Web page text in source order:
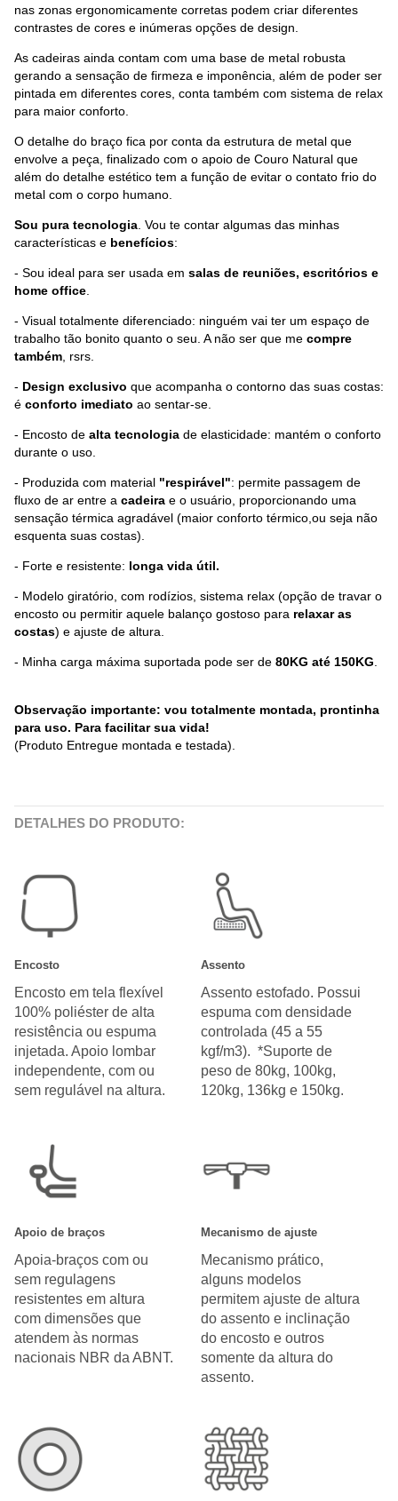
nas zonas ergonomicamente corretas podem criar diferentes
contrastes de cores e inúmeras opções de design.
As cadeiras ainda contam com uma base de metal robusta
gerando a sensação de firmeza e imponência, além de poder ser
pintada em diferentes cores, conta também com sistema de relax
para maior conforto.
O detalhe do braço fica por conta da estrutura de metal que
envolve a peça, finalizado com o apoio de Couro Natural que
além do detalhe estético tem a função de evitar o contato frio do
metal com o corpo humano.
Sou pura tecnologia . Vou te contar algumas das minhas
características e benefícios:
- Sou ideal para ser usada em salas de reuniões, escritórios e
home office
- Visual totalmente diferenciado: ninguém vai ter um espaço de
trabalho tão bonito quanto o seu. A não ser que me compre
também , rsrs.
- Design exclusivo que acompanha o contorno das suas costas:
é conforto imediato ao sentar-se.
- Encosto de alta tecnologia de elasticidade: mantém o conforto
durante o uso.
- Produzida com material "respirável": permite passagem de
fluxo de ar entre a cadeira e o usuário, proporcionando uma
sensação térmica agradável (maior conforto térmico,ou seja não
esquenta suas costas).
- Forte e resistente: longa vida útil.
- Modelo giratório, com rodízios, sistema relax (opção de travar o
encosto ou permitir aquele balanço gostoso para relaxar as
costas) e ajuste de altura.
- Minha carga máxima suportada pode ser de 80KG até 150KG
Observação importante: vou totalmente montada, prontinha
para uso. Para facilitar sua vida!
(Produto Entregue montada e testada).
DETALHES DO PRODUTO:
Encosto
Encosto em tela flexível
100% poliéster de alta
resistência ou espuma
injetada. Apoio lombar
independente, com ou
sem regulável na altura.
Assento
Assento estofado. Possui
espuma com densidade
controlada (45 a 55
kgf/m3). *Suporte de
peso de 80kg, 100kg,
120kg, 136kg e 150kg.
Apoio de braços
Apoia-braços com ou
sem regulagens
resistentes em altura
com dimensões que
atendem às normas
nacionais NBR da ABNT.
Mecanismo de ajuste
Mecanismo prático,
alguns modelos
permitem ajuste de altura
do assento e inclinação
do encosto e outros
somente da altura do
assento.